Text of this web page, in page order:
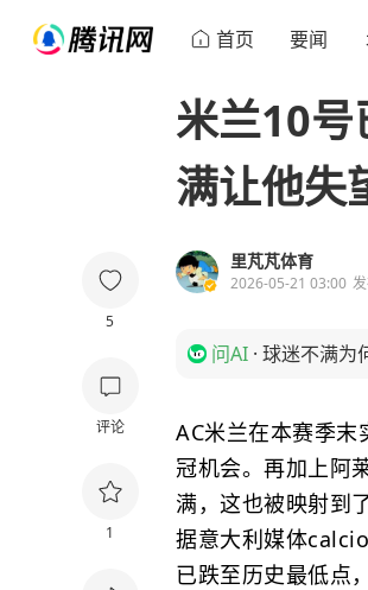
首页 要闻
5
评论
1
米兰10号
满让他失
里芃芃体育
2026-05-21 03:00
问AI · 球迷不满为
AC米兰在本赛季
冠机会。再加上阿
满，这也被映射到
据意大利媒体
已跌至历史最低点